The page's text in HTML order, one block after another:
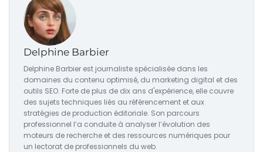
Delphine Barbier
Delphine Barbier est journaliste spécialisée dans les
domaines du contenu optimisé, du marketing digital et des
outils SEO. Forte de plus de dix ans d'expérience, elle couvre
des sujets techniques liés au référencement et aux
stratégies de production éditoriale. Son parcours
professionnel l’a conduite à analyser l’évolution des
moteurs de recherche et des ressources numériques pour
un lectorat de professionnels du web.